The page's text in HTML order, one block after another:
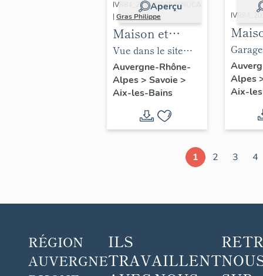
Aperçu
IVR84_20177300535NUCA
| Gras Philippe
Maison et
atelier, puis
maison et
garage (22 rue
Vaugelas)
Vue dans le site
(vue prise au
croisement des
rues Vaugelas et
Paul-Verlaine)
Auvergne-Rhône-
Alpes> Savoie >
Aix-les-Bains
dit
Café
et
puis
pour la
Alpes
Aix-
1 2 3 4
RÉGION
AUVERGNE
ILS
TRAVAILLENT